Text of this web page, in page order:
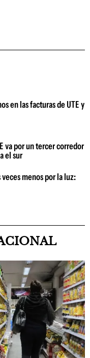
en las facturas de UTE y
va por un tercer corredor
el sur
menos por la luz: